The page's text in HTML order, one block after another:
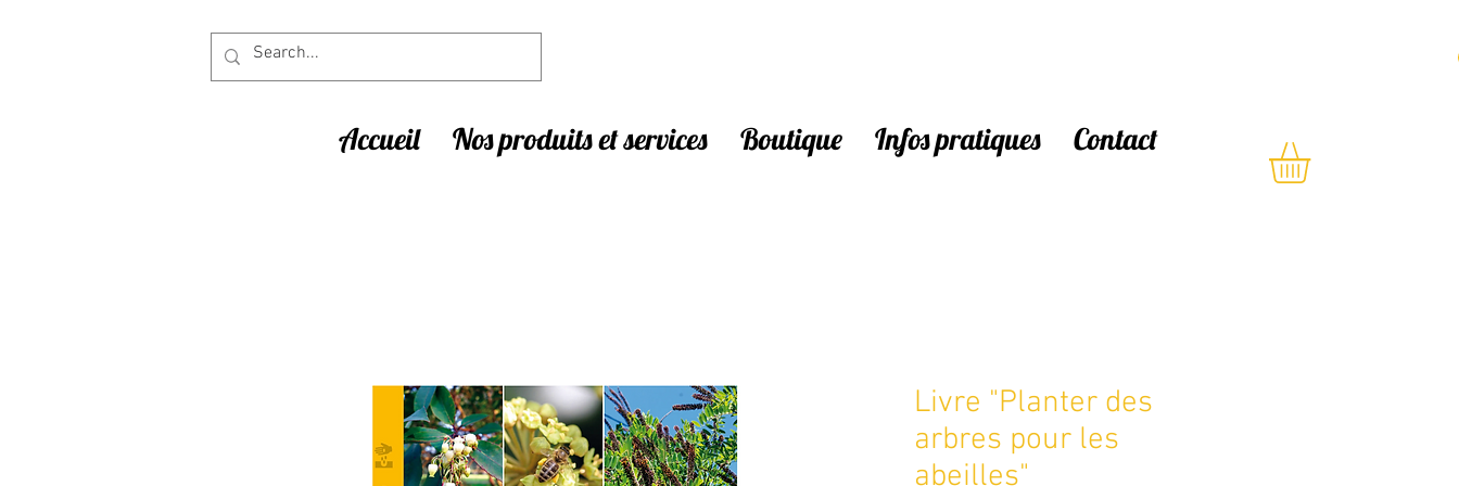
Accueil Nos produits et services Boutique Infos pratiques Contact
Livre "Planter des
arbres pour les
abeilles"